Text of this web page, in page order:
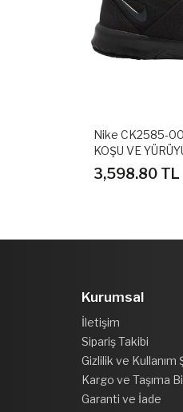
Nike CK2585-
KOŞU VE
3,598.80 TL
Kurumsal
İletişim
Sipariş Takibi
Gizlilik ve Kullanım
Kargo ve Taşıma
Garanti ve İade